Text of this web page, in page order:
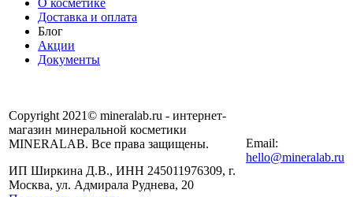
Доставка и оплата
Блог
Акции
Документы
Copyright 2021© mineralab.ru - интернет-
магазин минеральной косметики
MINERALAB. Все права защищены.
ИП Ширкина Д.В., ИНН 245011976309, г.
Москва, ул. Адмирала Руднева, 20
Email:
hello@mineralab.ru